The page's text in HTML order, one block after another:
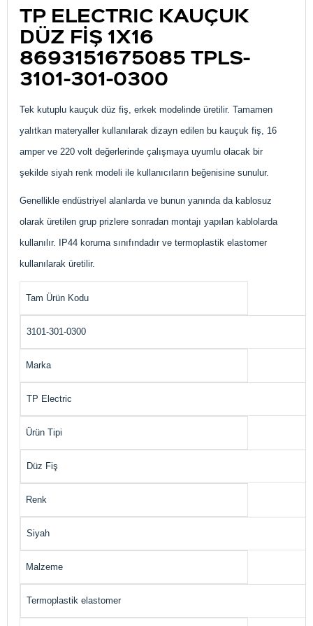
TP ELECTRIC KAUÇUK
DÜZ FİŞ 1X16
8693151675085 TPLS-
3101-301-0300
Tek kutuplu kauçuk düz fiş, erkek modelinde üretilir. Tamamen
yalıtkan materyaller kullanılarak dizayn edilen bu kauçuk fiş, 16
amper ve 220 volt değerlerinde çalışmaya uyumlu olacak bir
şekilde siyah renk modeli ile kullanıcıların beğenisine sunulur.
Genellikle endüstriyel alanlarda ve bunun yanında da kablosuz
olarak üretilen grup prizlere sonradan montajı yapılan kablolarda
kullanılır. IP44 koruma sınıfındadır ve termoplastik elastomer
kullanılarak üretilir.
Tam Ürün Kodu
3101-301-0300
Marka
TP Electric
Ürün Tipi
Düz Fiş
Renk
Siyah
Malzeme
Termoplastik elastomer